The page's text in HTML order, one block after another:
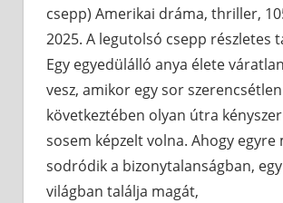
csepp) Amerikai dráma, thriller,
2025. A legutolsó csepp részletes
Egy egyedülálló anya élete
vesz, amikor egy sor
következtében olyan útra
sosem képzelt volna. Ahogy egyre
sodródik a bizonytalanságban,
világban találja magát,